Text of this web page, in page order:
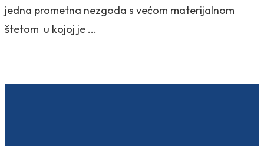
jedna prometna nezgoda s većom materijalnom
štetom u kojoj je ...